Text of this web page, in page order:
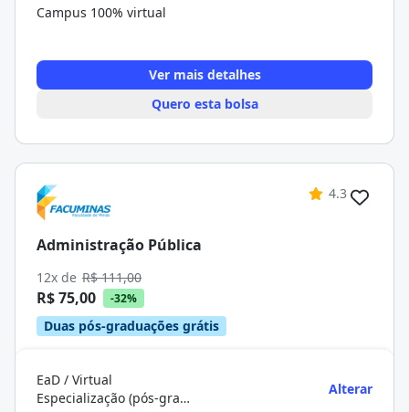
Campus 100% virtual
Ver mais detalhes
Quero esta bolsa
4.3
Administração Pública
12x de R$ 111,00
R$ 75,00 -32%
Duas pós-graduações grátis
EaD / Virtual
Especialização (pós-graduação)
Alterar